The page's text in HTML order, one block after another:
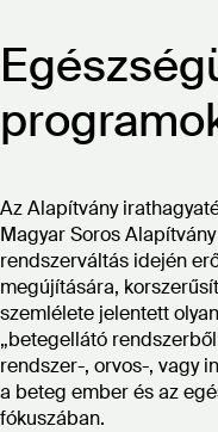
Az Alapítvány
Magyar Soros
rendszerváltás idején
megújítására,
szemlélete jelentett
„betegellátó
rendszer-, orvos-, vagy
a beteg ember és az
fókuszában.